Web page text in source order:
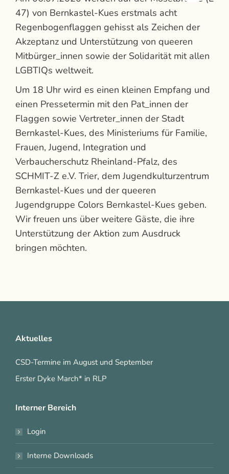
47) von Bernkastel-Kues erstmals acht
Regenbogenflaggen gehisst als Zeichen der
Akzeptanz und Unterstützung von queeren
Mitbürger_innen sowie der Solidarität mit allen
LGBTIQs weltweit.
Um 18 Uhr wird es einen kleinen Empfang und
einen Pressetermin mit den Pat_innen der
Flaggen sowie Vertreter_innen der Stadt
Bernkastel-Kues, des Ministeriums für Familie,
Frauen, Jugend, Integration und
Verbaucherschutz Rheinland-Pfalz, des
SCHMIT-Z e.V. Trier, dem Jugendkulturzentrum
Bernkastel-Kues und der queeren
Jugendgruppe Colors Bernkastel-Kues geben.
Wir freuen uns über weitere Gäste, die ihre
Unterstützung der Aktion zum Ausdruck
bringen möchten.
Aktuelles
CSD-Termine im August und September
Erster Dyke March* in RLP
Interner Bereich
Login
Interne Downloads